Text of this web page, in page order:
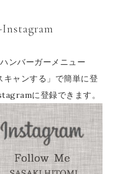
ンバーガーメニュー
ャンする」で簡単に登
に登録できます。